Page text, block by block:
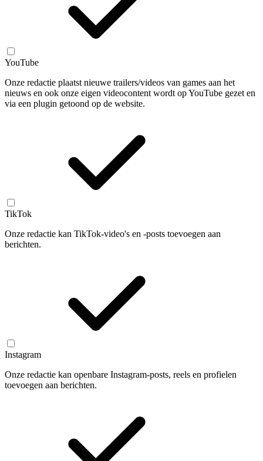
YouTube
Onze redactie plaatst nieuwe trailers/videos van games aan het
nieuws en ook onze eigen videocontent wordt op YouTube gezet en
via een plugin getoond op de website.
TikTok
Onze redactie kan TikTok-video's en -posts toevoegen aan
berichten.
Instagram
Onze redactie kan openbare Instagram-posts, reels en profielen
toevoegen aan berichten.